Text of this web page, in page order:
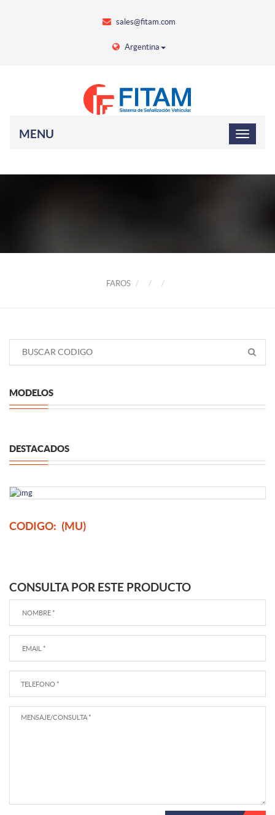
sales@fitam.com
Argentina
MENU
FAROS
MODELOS
DESTACADOS
CODIGO: (MU)
CONSULTA POR ESTE PRODUCTO